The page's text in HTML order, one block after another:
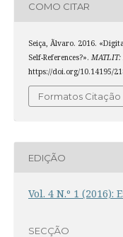
COMO CITAR
Seiça, Ãlvaro. 2016.
Self-References?».
https://doi.org/10.14195/
Formatos Citação
EDIÇÃO
Vol. 4 N.º 1
SECÇÃO